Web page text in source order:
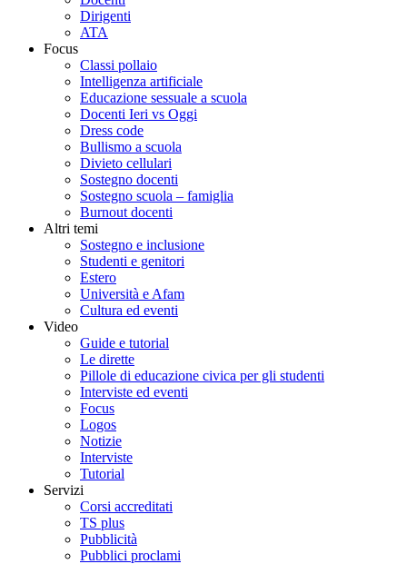
Dirigenti
ATA
Focus
Classi pollaio
Intelligenza artificiale
Educazione sessuale a scuola
Docenti Ieri vs Oggi
Dress code
Bullismo a scuola
Divieto cellulari
Sostegno docenti
Sostegno scuola – famiglia
Burnout docenti
Altri temi
Sostegno e inclusione
Studenti e genitori
Estero
Università e Afam
Cultura ed eventi
Video
Guide e tutorial
Le dirette
Pillole di educazione civica per gli studenti
Interviste ed eventi
Focus
Logos
Notizie
Interviste
Tutorial
Servizi
Corsi accreditati
TS plus
Pubblicità
Pubblici proclami